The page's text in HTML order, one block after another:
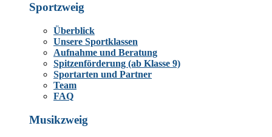
Sportzweig
Überblick
Unsere Sportklassen
Aufnahme und Beratung
Spitzenförderung (ab Klasse 9)
Sportarten und Partner
Team
FAQ
Musikzweig